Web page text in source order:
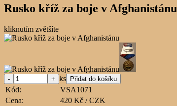
Rusko kříž za boje v Afghanistánu
kliknutím zvětšíte
ks
Kód:
VSA1071
Cena:
420 Kč / CZK